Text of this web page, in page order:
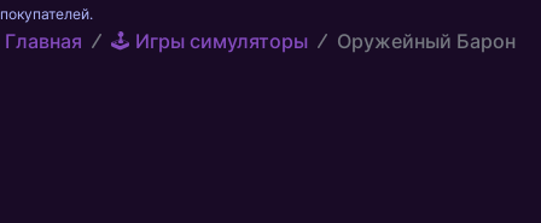
покупателей.
Главная 🕹️ Игры симуляторы Оружейный Барон